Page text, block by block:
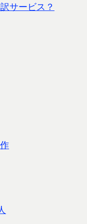
サービス？